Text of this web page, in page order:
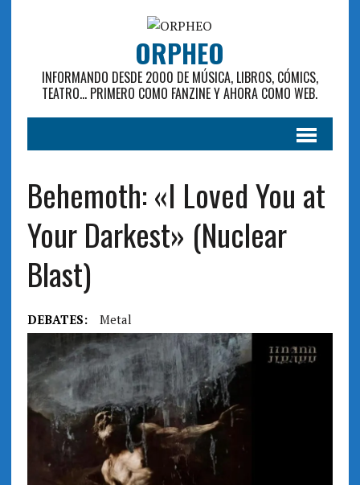
ORPHEO
INFORMANDO DESDE 2000 DE MÚSICA, LIBROS, CÓMICS,
TEATRO... PRIMERO COMO FANZINE Y AHORA COMO WEB.
Behemoth: «I Loved You at
Your Darkest» (Nuclear
Blast)
DEBATES: Metal